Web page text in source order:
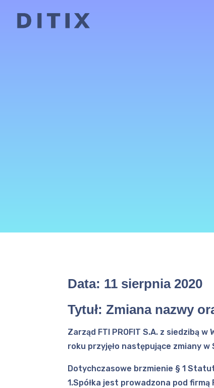
Data: 11 sierpnia 2020
Tytuł:Zmiana nazwy
Zarząd FTI PROFIT S.A. z siedzibą
roku przyjęło następujące zmiany
Dotychczasowe brzmienie § 1
1.Spółka jest prowadzona pod firmą